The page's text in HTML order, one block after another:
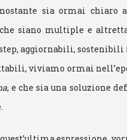
sia ormai
siano multiple e
aggiornabili,
viviamo ormai
, e che sia una soluzione